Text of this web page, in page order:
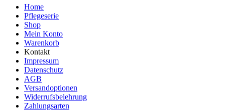
Home
Pflegeserie
Shop
Mein Konto
Warenkorb
Kontakt
Impressum
Datenschutz
AGB
Versandoptionen
Widerrufsbelehrung
Zahlungsarten